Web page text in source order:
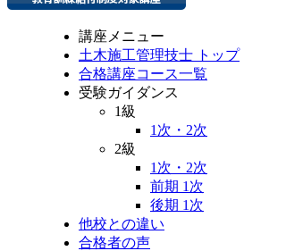
講座メニュー
土木施工管理技士 トップ
合格講座コース一覧
受験ガイダンス
1級
1次・2次
2級
1次・2次
前期 1次
後期 1次
他校との違い
合格者の声